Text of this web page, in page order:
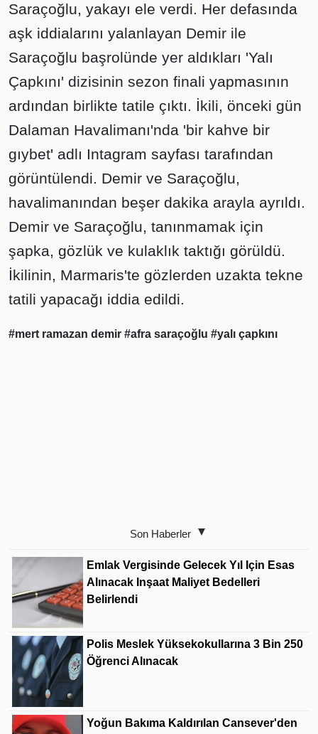
Saraçoğlu, yakayı ele verdi. Her defasında
aşk iddialarını yalanlayan Demir ile
Saraçoğlu başrolünde yer aldıkları 'Yalı
Çapkını' dizisinin sezon finali yapmasının
ardından birlikte tatile çıktı. İkili, önceki gün
Dalaman Havalimanı'nda 'bir kahve bir
gıybet' adlı Intagram sayfası tarafından
görüntülendi. Demir ve Saraçoğlu,
havalimanından beşer dakika arayla ayrıldı.
Demir ve Saraçoğlu, tanınmamak için
şapka, gözlük ve kulaklık taktığı görüldü.
İkilinin, Marmaris'te gözlerden uzakta tekne
tatili yapacağı iddia edildi.
#mert ramazan demir #afra saraçoğlu #yalı çapkını
Son Haberler
Emlak Vergisinde Gelecek Yıl Için Esas
Alınacak Inşaat Maliyet Bedelleri
Belirlendi
Polis Meslek Yüksekokullarına 3 Bin 250
Öğrenci Alınacak
Yoğun Bakıma Kaldırılan Cansever'den